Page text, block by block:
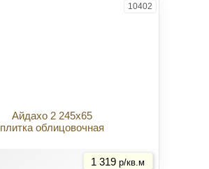
10402
Айдахо 2 245x65
плитка облицовочная
1 319 р/кв.м